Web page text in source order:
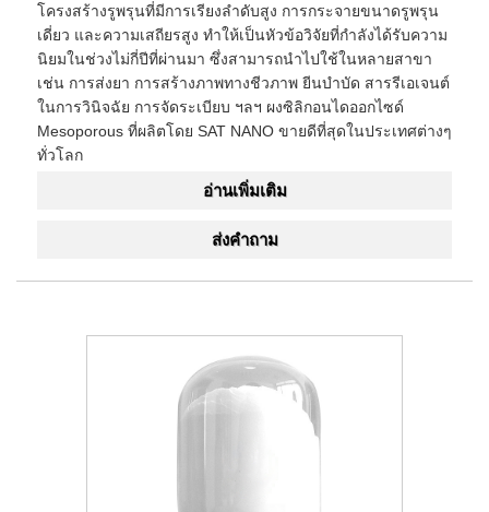
โครงสร้างรูพรุนที่มีการเรียงลำดับสูง การกระจายขนาดรูพรุน
เดี่ยว และความเสถียรสูง ทำให้เป็นหัวข้อวิจัยที่กำลังได้รับความ
นิยมในช่วงไม่กี่ปีที่ผ่านมา ซึ่งสามารถนำไปใช้ในหลายสาขา
เช่น การส่งยา การสร้างภาพทางชีวภาพ ยีนบำบัด สารรีเอเจนต์
ในการวินิจฉัย การจัดระเบียบ ฯลฯ ผงซิลิกอนไดออกไซด์
Mesoporous ที่ผลิตโดย SAT NANO ขายดีที่สุดในประเทศต่างๆ
ทั่วโลก
อ่านเพิ่มเติม
ส่งคำถาม